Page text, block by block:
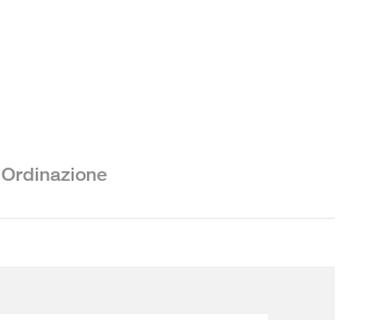
Ordinazione